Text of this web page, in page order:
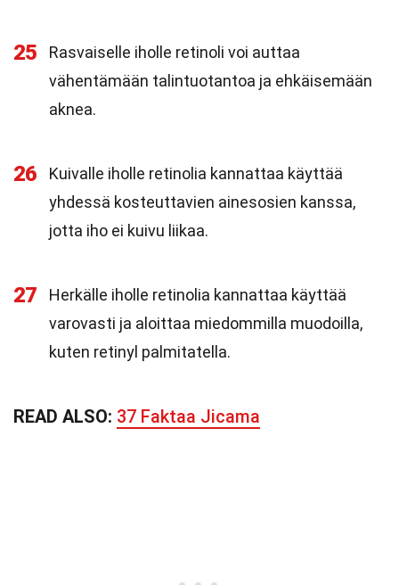
25
Rasvaiselle iholle retinoli voi auttaa
vähentämään talintuotantoa ja ehkäisemään
aknea.
26
Kuivalle iholle retinolia kannattaa käyttää
yhdessä kosteuttavien ainesosien kanssa,
jotta iho ei kuivu liikaa.
27
Herkälle iholle retinolia kannattaa käyttää
varovasti ja aloittaa miedommilla muodoilla,
kuten retinyl palmitatella.
READ ALSO: 37 Faktaa Jicama